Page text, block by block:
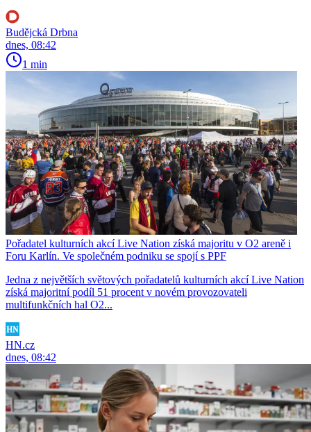
Budějcká Drbna
dnes, 08:42
1 min
Pořadatel kulturních akcí Live Nation získá majoritu v O2 areně i
Foru Karlín. Ve společném podniku se spojí s PPF
Jedna z největších světových pořadatelů kulturních akcí Live Nation
získá majoritní podíl 51 procent v novém provozovateli
multifunkčních hal O2...
HN.cz
dnes, 08:42